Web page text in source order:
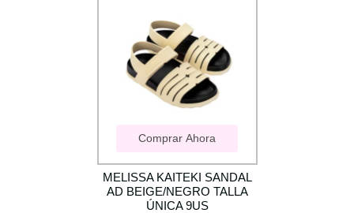
Comprar Ahora
MELISSA KAITEKI SANDAL
AD BEIGE/NEGRO TALLA
ÚNICA 9US